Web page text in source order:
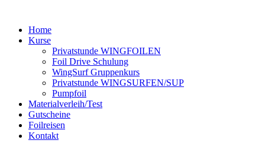
springenHome
Kurse
Privatstunde WINGFOILEN
Foil Drive Schulung
WingSurf Gruppenkurs
Privatstunde WINGSURFEN/SUP
Pumpfoil
Materialverleih/Test​
Gutscheine
Foilreisen
Kontakt